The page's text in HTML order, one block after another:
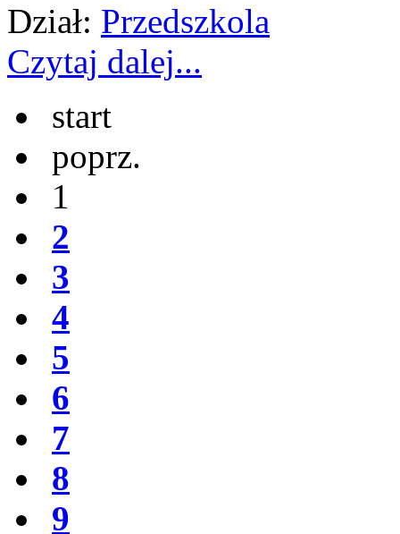
Dział: Przedszkola
Czytaj dalej...
start
poprz.
1
2
3
4
5
6
7
8
9